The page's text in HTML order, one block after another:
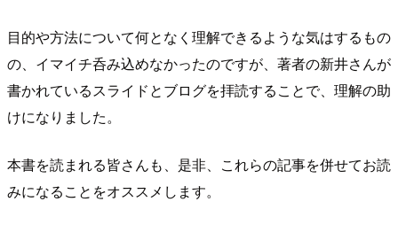
目的や方法について何となく理解できるような気はするもの
の、イマイチ呑み込めなかったのですが、著者の新井さんが
書かれているスライドとブログを拝読することで、理解の助
けになりました。
本書を読まれる皆さんも、是非、これらの記事を併せてお読
みになることをオススメします。